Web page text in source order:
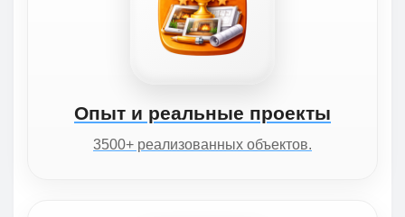
Опыт и реальные проекты
3500+ реализованных объектов.